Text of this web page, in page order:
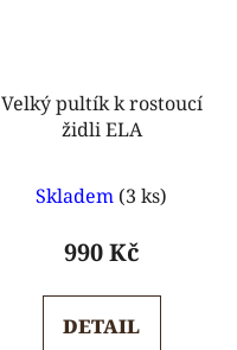
Velký pultík k rostoucí
židli ELA
hodnocení
produktu
5,0
z
Skladem (3 ks)
990 Kč
DETAIL